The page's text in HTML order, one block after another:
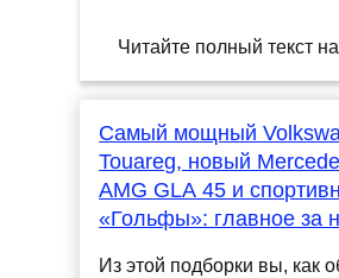
Читайте полный текст
Самый мощный
Touareg, новый
AMG GLA 45 и
«Гольфы»: главное за
Из этой подборки вы, как